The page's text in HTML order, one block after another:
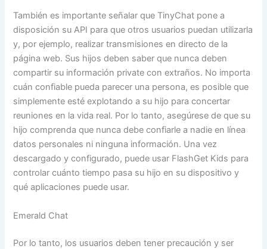
También es importante señalar que TinyChat pone a
disposición su API para que otros usuarios puedan utilizarla
y, por ejemplo, realizar transmisiones en directo de la
página web. Sus hijos deben saber que nunca deben
compartir su información private con extraños. No importa
cuán confiable pueda parecer una persona, es posible que
simplemente esté explotando a su hijo para concertar
reuniones en la vida real. Por lo tanto, asegúrese de que su
hijo comprenda que nunca debe confiarle a nadie en línea
datos personales ni ninguna información. Una vez
descargado y configurado, puede usar FlashGet Kids para
controlar cuánto tiempo pasa su hijo en su dispositivo y
qué aplicaciones puede usar.
Emerald Chat
Por lo tanto, los usuarios deben tener precaución y ser